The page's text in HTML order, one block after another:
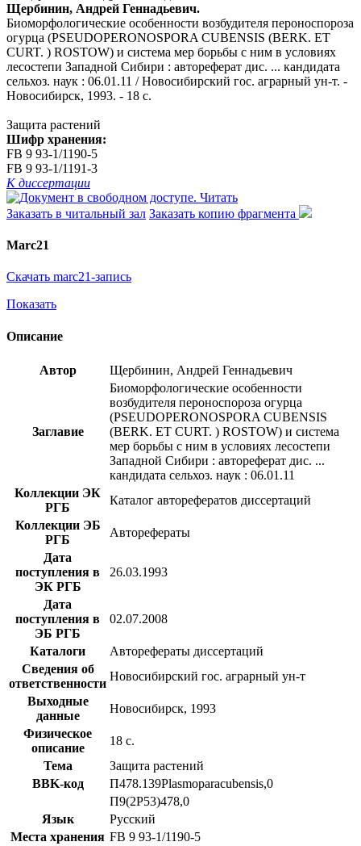
Щербинин, Андрей Геннадьевич.
Биоморфологические особенности возбудителя пероноспороза
огурца (PSEUDOPERONOSPORA CUBENSIS (BERK. ET
CURT. ) ROSTOW) и система мер борьбы с ним в условиях
лесостепи Западной Сибири : автореферат дис. ... кандидата
сельхоз. наук : 06.01.11 / Новосибирский гос. аграрный ун-т. -
Новосибирск, 1993. - 18 с.
Защита растений
Шифр хранения:
FB 9 93-1/1190-5
FB 9 93-1/1191-3
К диссертации
Читать
Заказать в читальный зал Заказать копию фрагмента
Marc21
Скачать marc21-запись
Показать
Описание
Автор Щербинин, Андрей Геннадьевич
Заглавие
Биоморфологические особенности
возбудителя пероноспороза огурца
(PSEUDOPERONOSPORA CUBENSIS
(BERK. ET CURT. ) ROSTOW) и система
мер борьбы с ним в условиях лесостепи
Западной Сибири : автореферат дис. ...
кандидата сельхоз. наук : 06.01.11
Коллекции ЭК
РГБ
Каталог авторефератов диссертаций
Коллекции ЭБ
РГБ
Авторефераты
Дата
поступления в
ЭК РГБ
26.03.1993
Дата
поступления в
ЭБ РГБ
02.07.2008
Каталоги
Авторефераты диссертаций
Сведения об
ответственности
Новосибирский гос. аграрный ун-т
Выходные
данные
Новосибирск, 1993
Физическое
описание
18 с.
Тема
Защита растений
BBK-код
П478.139Plasmoparacubensis,0
П9(2Р53)478,0
Язык
Русский
Места хранения FB 9 93-1/1190-5